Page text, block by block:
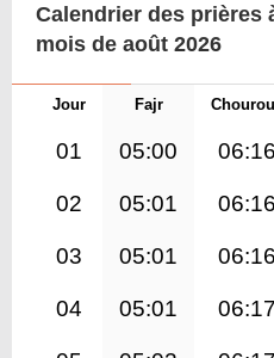
Calendrier des prières
mois de août 2026
Jour Fajr
01 05:00 06:16
02 05:01 06:16
03 05:01 06:16
04 05:01 06:17